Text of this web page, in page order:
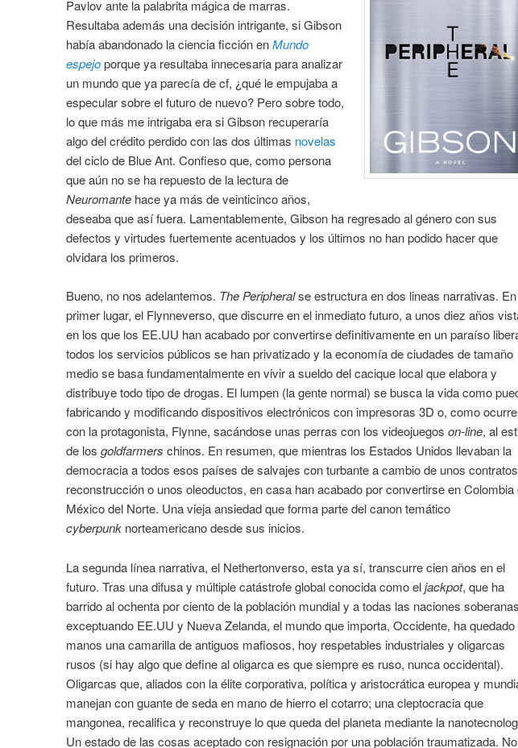
Pavlov ante la palabrita mágica de marras.
Resultaba además una decisión intrigante, si Gibson
había abandonado la ciencia ficción enMundo
espejoporque ya resultaba innecesaria para analizar
un mundo que ya parecía de cf, ¿qué le empujaba a
especular sobre el futuro de nuevo? Pero sobre todo,
lo que más me intrigaba era si Gibson recuperaría
algo del crédito perdido con las dos últimas novelas
del ciclo de Blue Ant. Confieso que, como persona
que aún no se ha repuesto de la lectura de
Neuromantehace ya más de veinticinco años,
deseaba que así fuera. Lamentablemente, Gibson ha regresado al género con sus
defectos y virtudes fuertemente acentuados y los últimos no han podido hacer que
olvidara los primeros.
Bueno, no nos adelantemos. The Peripheralse estructura en dos lineas narrativas. En
primer lugar, el Flynneverso, que discurre en el inmediato futuro, a unos diez años
en los que los EE.UU han acabado por convertirse definitivamente en un paraíso
todos los servicios públicos se han privatizado y la economía de ciudades de tamaño
medio se basa fundamentalmente en vivir a sueldo del cacique local que elabora y
distribuye todo tipo de drogas. El lumpen (la gente normal) se busca la vida como
fabricando y modificando dispositivos electrónicos con impresoras 3D o, como ocurre
con la protagonista, Flynne, sacándose unas perras con los videojuegos on-line, al
de los goldfarmers chinos. En resumen, que mientras los Estados Unidos llevaban la
democracia a todos esos países de salvajes con turbante a cambio de unos
reconstrucción o unos oleoductos, en casa han acabado por convertirse en Colombia
México del Norte. Una vieja ansiedad que forma parte del canon temático
cyberpunknorteamericano desde sus inicios.
La segunda línea narrativa, el Nethertonverso, esta ya sí, transcurre cien años en el
futuro. Tras una difusa y múltiple catástrofe global conocida como eljackpot, que ha
barrido al ochenta por ciento de la población mundial y a todas las naciones soberanas
exceptuando EE.UU y Nueva Zelanda, el mundo que importa, Occidente, ha quedado
manos una camarilla de antiguos mafiosos, hoy respetables industriales y oligarcas
rusos (si hay algo que define al oligarca es que siempre es ruso, nunca occidental).
Oligarcas que, aliados con la élite corporativa, política y aristocrática europea y
manejan con guante de seda en mano de hierro el cotarro; una cleptocracia que
mangonea, recalifica y reconstruye lo que queda del planeta mediante la
Un estado de las cosas aceptado con resignación por una población traumatizada.